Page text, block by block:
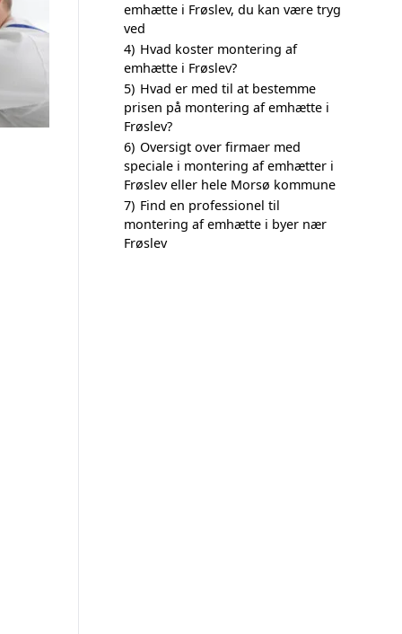
emhætte i Frøslev, du kan være tryg
ved
4) Hvad koster montering af
emhætte i Frøslev?
5) Hvad er med til at bestemme
prisen på montering af emhætte i
Frøslev?
6) Oversigt over firmaer med
speciale i montering af emhætter i
Frøslev eller hele Morsø kommune
7) Find en professionel til
montering af emhætte i byer nær
Frøslev